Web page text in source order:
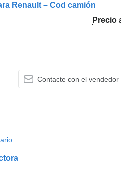
Renault – Cod camión
Precio
Contacte con el vendedor
.